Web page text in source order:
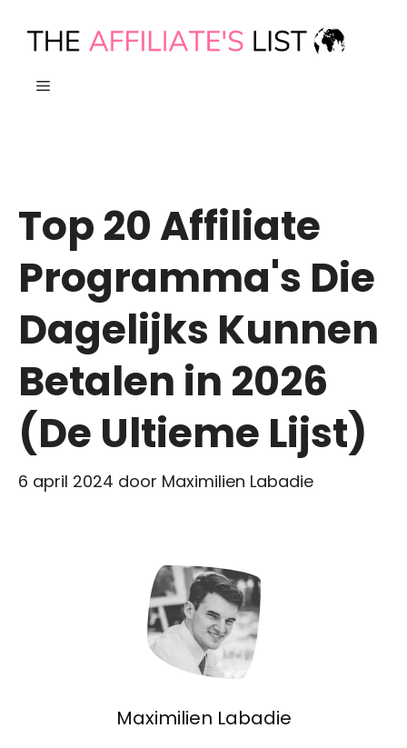
naar
inhoudMENU
Top 20 Affiliate
Programma's Die
Dagelijks Kunnen
Betalen in 2026
(De Ultieme Lijst)
6 april 2024 door Maximilien Labadie
Maximilien Labadie